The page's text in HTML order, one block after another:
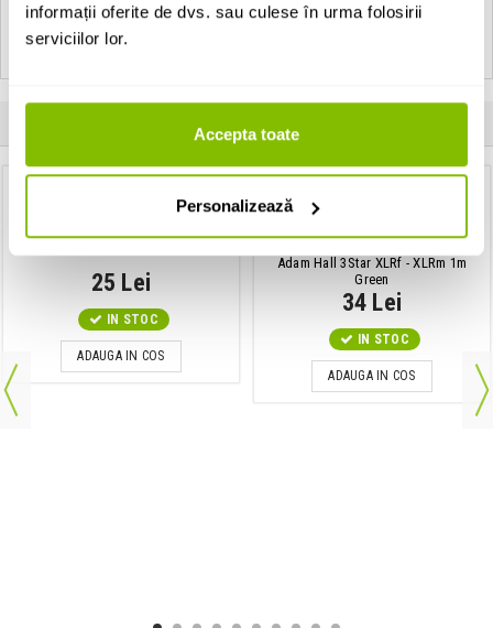
informații oferite de dvs. sau culese în urma folosirii
serviciilor lor.
Accepta toate
Personalizează
Grosime Thin
Clientii care au cumparat acest produs au mai cumparat si:
25 Lei
IN STOC
ADAUGA IN COS
Adam Hall 3Star XLRf - XLRm 1m
Green
34 Lei
IN STOC
ADAUGA IN COS